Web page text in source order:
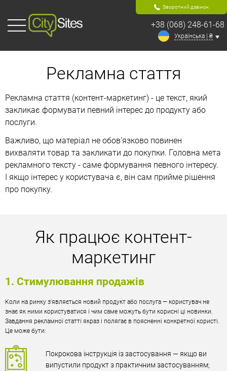
Зворотний дзвінок
+38 (068) 248-61-68
Українська | ₴
Рекламна стаття
Рекламна стаття (контент-маркетинг) - це текст, який
закликає формувати певний інтерес до продукту або
послуги.
Важливо, що матеріал не обов'язково повинен
вихваляти товар та закликати до покупки. Головна мета
рекламного тексту - саме формування певного інтересу.
І якщо інтерес у користувача є, він сам прийме рішення
про покупку.
Як працює контент-
маркетинг
1. Cтимулювання продажів
Коли на ринку з'являється новий продукт або послуга — користувач не
знає як ними користуватися і чим саме можуть бути корисні ці новинки.
Завдання рекламної статті якраз і полягає в поясненні конкретної користі.
Це може бути:
Покрокова інструкція із застосування — якщо ви
випустили продукт з практичним застосуванням;